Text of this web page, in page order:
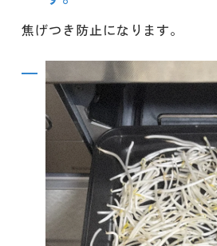
焦げつき防止になります。